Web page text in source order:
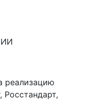
ИИ
реализацию